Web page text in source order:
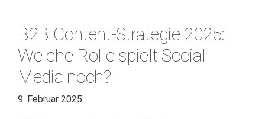
B2B Content-Strategie 2025:
Welche Rolle spielt Social
Media noch?
9. Februar 2025